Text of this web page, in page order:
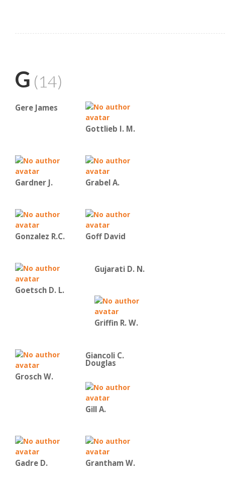
G (14)
Gere James
Gottlieb I. M.
Gardner J. Grabel A.
Gonzalez R.C. Goff David
Goetsch D. L.
Gujarati D. N.
Griffin R. W.
Grosch W.
Giancoli C.
Douglas
Gill A.
Gadre D. Grantham W.